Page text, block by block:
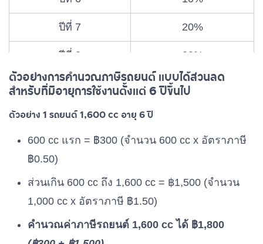
ปีที่ 7 20%
ปีที่ 8 30%
ปีที่ 9 40%
ปีที่ 10 เป็นต้นไป
ตัวอย่างการคำนวณภาษีรถยนต์ แบบได้ส่วนลด
สำหรับที่มีอายุการใช้งานตั้งแต่ 6 ปีขึ้นไป
ตัวอย่าง 1 รถยนต์ 1,600 cc อายุ 6 ปี
600 cc แรก = ฿300 (จำนวน 600 cc x อัตราภาษี
฿0.50)
ส่วนเกิน 600 cc ถึง 1,600 cc = ฿1,500 (จำนวน
1,000 cc x อัตราภาษี ฿1.50)
คำนวณค่าภาษีรถยนต์ 1,600 cc ได้ ฿1,800